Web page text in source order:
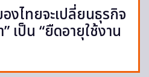
งไทยจะเปลี่ยนธุรกิจ
เป็น “ยืดอายุใช้งาน